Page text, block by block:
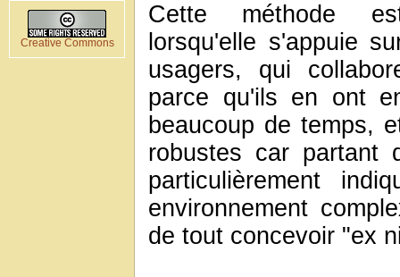
Creative Commons
Cette méthode
lorsqu'elle s'appuie
usagers, qui
parce qu'ils en ont
beaucoup de temps,
robustes car partant
particulièrement
environnement
de tout concevoir "ex